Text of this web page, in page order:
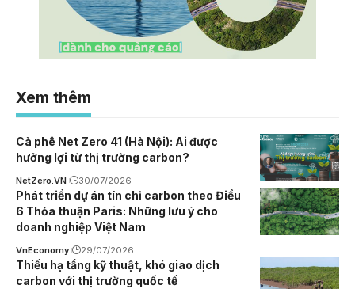
Xem thêm
Cà phê Net Zero 41 (Hà Nội): Ai được
hưởng lợi từ thị trường carbon?
NetZero.VN 30/07/2026
Phát triển dự án tín chỉ carbon theo Điều
6 Thỏa thuận Paris: Những lưu ý cho
doanh nghiệp Việt Nam
VnEconomy 29/07/2026
Thiếu hạ tầng kỹ thuật, khó giao dịch
carbon với thị trường quốc tế